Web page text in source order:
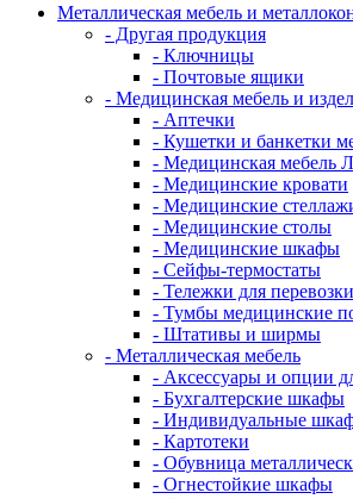
Металлическая мебель и
- Другая продукция
- Ключницы
- Почтовые ящики
- Медицинская мебель и
- Аптечки
- Кушетки и банкетки
- Медицинская мебель
- Медицинские кровати
- Медицинские
- Медицинские столы
- Медицинские шкафы
- Сейфы-термостаты
- Тележки для
- Тумбы медицинские
- Штативы и ширмы
- Металлическая мебель
- Аксессуары и опции
- Бухгалтерские шкафы
- Индивидуальные
- Картотеки
- Обувница
- Огнестойкие шкафы